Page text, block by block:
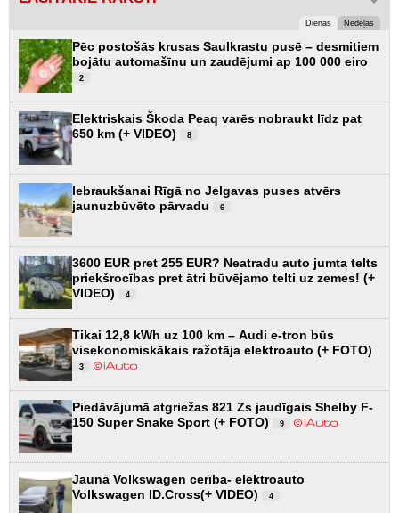
Dienas Nedēļas
Pēc postošās krusas Saulkrastu pusē – desmitiem
bojātu automašīnu un zaudējumi ap 100 000 eiro
2
Elektriskais Škoda Peaq varēs nobraukt līdz pat
650 km (+ VIDEO)
8
Iebraukšanai Rīgā no Jelgavas puses atvērs
jaunuzbūvēto pārvadu
6
3600 EUR pret 255 EUR? Neatradu auto jumta telts
priekšrocības pret ātri būvējamo telti uz zemes! (+
VIDEO)
4
Tikai 12,8 kWh uz 100 km – Audi e-tron būs
visekonomiskākais ražotāja elektroauto (+ FOTO)
3
Piedāvājumā atgriežas 821 Zs jaudīgais Shelby F-
150 Super Snake Sport (+ FOTO)
9
Jaunā Volkswagen cerība- elektroauto
Volkswagen ID.Cross(+ VIDEO)
4